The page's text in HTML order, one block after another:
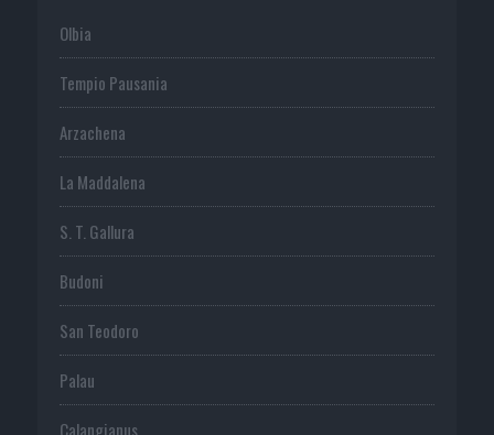
Olbia
Tempio Pausania
Arzachena
La Maddalena
S. T. Gallura
Budoni
San Teodoro
Palau
Calangianus